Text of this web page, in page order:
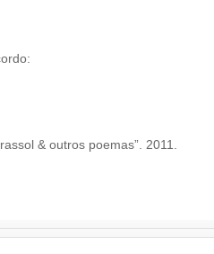
& outros poemas”. 2011.